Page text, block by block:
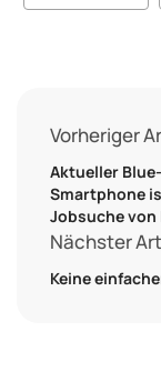
Vorheriger
Aktueller
Smartphone
Jobsuche
Nächster
Keine